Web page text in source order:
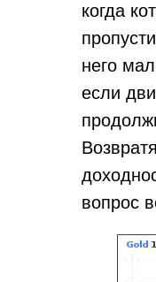
когда
него
если
вопрос